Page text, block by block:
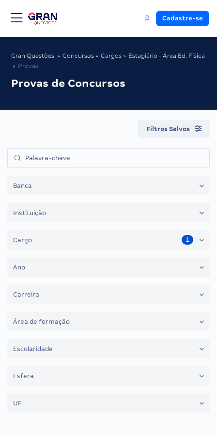
Cadastre-se
Gran Questões Concursos Cargos
Estagiário - Área Ed. Física
Provas
Provas de Concursos
Filtros Salvos
Banca
Instituição
Cargo 1
Ano
Carreira
Área de formação
Escolaridade
Esfera
UF